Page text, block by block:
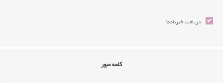
دریافت خبرنامه:
کلمه عبور